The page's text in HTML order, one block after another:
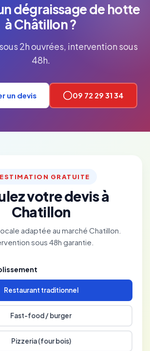
dégraissage de hotte
à Châtillon ?
2h ouvrées, intervention sous
48h.
un devis 09 72 29 31 34
ESTIMATION GRATUITE
votre devis à
Chatillon
adaptée au marché Chatillon.
sous 48h garantie.
Restaurant traditionnel
Fast-food / burger
Pizzeria (four bois)